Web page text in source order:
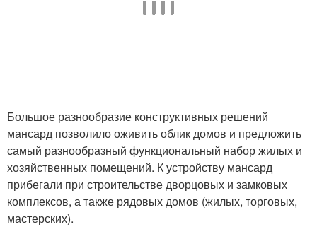
Большое разнообразие конструктивных решений
мансард позволило оживить облик домов и предложить
самый разнообразный функциональный набор жилых и
хозяйственных помещений. К устройству мансард
прибегали при строительстве дворцовых и замковых
комплексов, а также рядовых домов (жилых, торговых,
мастерских).